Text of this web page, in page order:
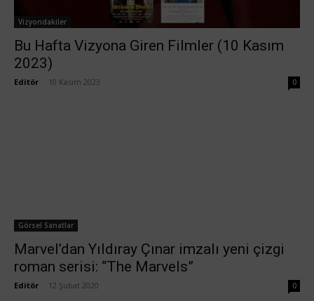
Vizyondakiler
Bu Hafta Vizyona Giren Filmler (10 Kasım
2023)
Editör 10 Kasım 2023 0
Görsel Sanatlar
Marvel’dan Yıldıray Çınar imzalı yeni çizgi
roman serisi: “The Marvels”
Editör 12 Şubat 2020 0